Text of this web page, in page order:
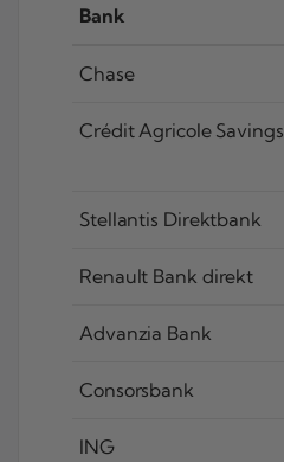
Bank
Chase
Crédit Agricole Savings
Stellantis Direktbank
Renault Bank direkt
Advanzia Bank
Consorsbank
ING